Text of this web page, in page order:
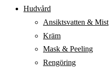
Hudvård
Ansiktsvatten & Mist
Kräm
Mask & Peeling
Rengöring